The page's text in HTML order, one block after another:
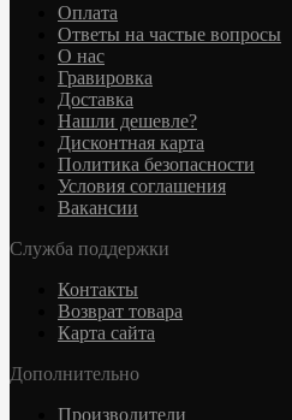
Оплата
Ответы на частые вопросы
О нас
Гравировка
Доставка
Нашли дешевле?
Дисконтная карта
Политика безопасности
Условия соглашения
Вакансии
Служба поддержки
Контакты
Возврат товара
Карта сайта
Дополнительно
Производители